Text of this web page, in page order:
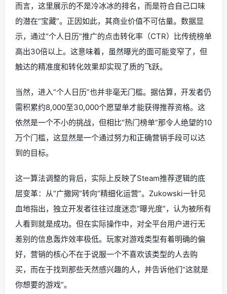
而言，这里展示的不是冷冰冰的排名，而是符合自己口味
的潜在“宝藏”。正因如此，其商业价值不可估量。数据显
示，通过“个人日历”推广的点击转化率（CTR）比传统榜单
高出30倍以上。这意味着，虽然曝光的面可能变窄了，但
触达的精准度和转化效果却实现了质的飞跃。
当然，进入“个人日历”也并非毫无门槛。据估算，开发者仍
需积累约8,000至30,000个愿望单才能获得推荐资格。这
依然是一个不小的挑战，但相比“热门榜单”那令人绝望的10
万个门槛，这显然是一个通过努力和正确营销手段可以达
到的目标。
这一算法调整的背后，实际上反映了Steam推荐逻辑的底
层变革：从“广撒网”转向“精细化运营”。Zukowski一针见
血地指出，独立开发者往往过度迷恋“曝光度”，认为被所有
人看到就是成功。但在实际操作中，对全平台用户进行无
差别的信息轰炸效率极低。玩家对游戏类型有着明确的偏
好，营销的核心不在于说服一个不喜欢该类型的人去购
买，而在于找到那些天然感兴趣的人，并告诉他们“这就是
你想要的游戏”。